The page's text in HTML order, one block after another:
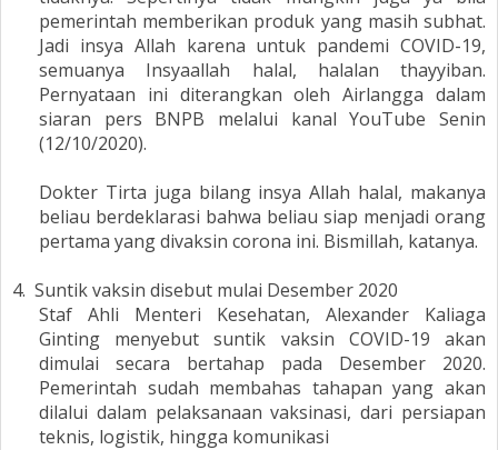
pemerintah memberikan produk yang masih subhat.
Jadi insya Allah karena untuk pandemi COVID-19,
semuanya Insyaallah halal, halalan thayyiban.
Pernyataan ini diterangkan oleh Airlangga dalam
siaran pers BNPB melalui kanal YouTube Senin
(12/10/2020).
Dokter Tirta juga bilang insya Allah halal, makanya
beliau berdeklarasi bahwa beliau siap menjadi orang
pertama yang divaksin corona ini. Bismillah, katanya.
4. Suntik vaksin disebut mulai Desember 2020
Staf Ahli Menteri Kesehatan, Alexander Kaliaga
Ginting menyebut suntik vaksin COVID-19 akan
dimulai secara bertahap pada Desember 2020.
Pemerintah sudah membahas tahapan yang akan
dilalui dalam pelaksanaan vaksinasi, dari persiapan
teknis, logistik, hingga komunikasi